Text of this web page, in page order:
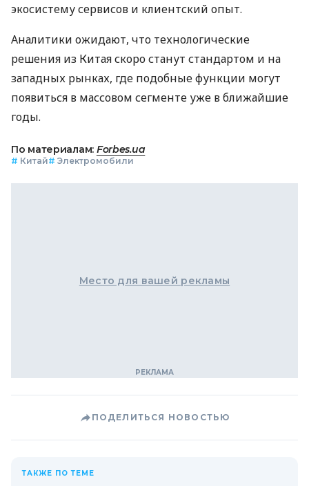
экосистему сервисов и клиентский опыт.
Аналитики ожидают, что технологические
решения из Китая скоро станут стандартом и на
западных рынках, где подобные функции могут
появиться в массовом сегменте уже в ближайшие
годы.
По материалам: Forbes.ua
# Китай# Электромобили
Место для вашей рекламы
ПОДЕЛИТЬСЯ НОВОСТЬЮ
ТАКЖЕ ПО ТЕМЕ